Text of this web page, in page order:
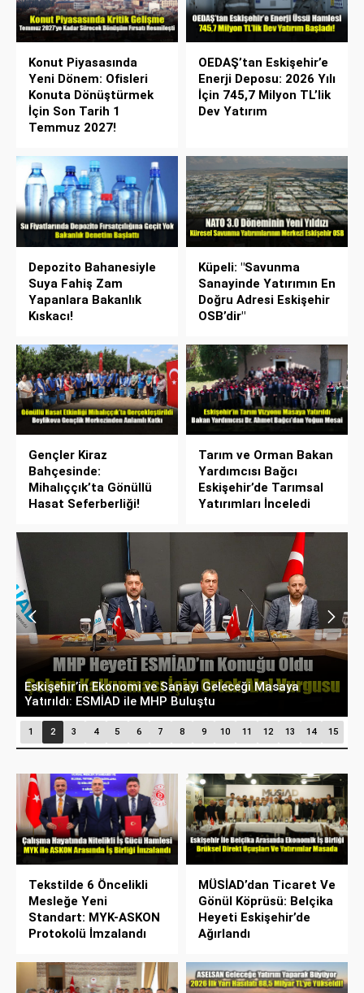
Konut Piyasasında
Yeni Dönem: Ofisleri
Konuta Dönüştürmek
İçin Son Tarih 1
Temmuz 2027!
OEDAŞ’tan Eskişehir’e
Enerji Deposu: 2026 Yılı
İçin 745,7 Milyon TL’lik
Dev Yatırım
Depozito Bahanesiyle
Suya Fahiş Zam
Yapanlara Bakanlık
Kıskacı!
Küpeli: "Savunma
Sanayinde Yatırımın En
Doğru Adresi Eskişehir
OSB’dir"
Gençler Kiraz
Bahçesinde:
Mihalıççık’ta Gönüllü
Hasat Seferberliği!
Tarım ve Orman Bakan
Yardımcısı Bağcı
Eskişehir’de Tarımsal
Yatırımları İnceledi
Belçika’dan Eskişehir’e Ticaret Köprüsü: Belediye
Başkanı Emir Kır MÜSİAD’ı Ziyaret Etti
1 2 3 4 5 6 7 8 9 10 11 12 13 14 15
Tekstilde 6 Öncelikli
Mesleğe Yeni
Standart: MYK-ASKON
Protokolü İmzalandı
MÜSİAD’dan Ticaret Ve
Gönül Köprüsü: Belçika
Heyeti Eskişehir’de
Ağırlandı